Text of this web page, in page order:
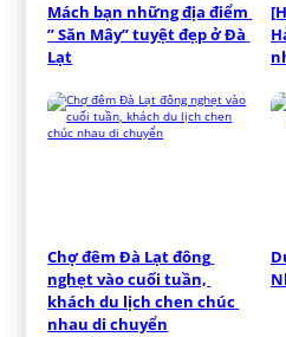
Mách bạn những địa điểm
” Săn Mây” tuyệt đẹp ở Đà
Lạt
Chợ đêm Đà Lạt đông
nghẹt vào cuối tuần,
khách du lịch chen chúc
nhau di chuyển